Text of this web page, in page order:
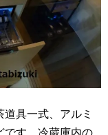
具一式、アルミ